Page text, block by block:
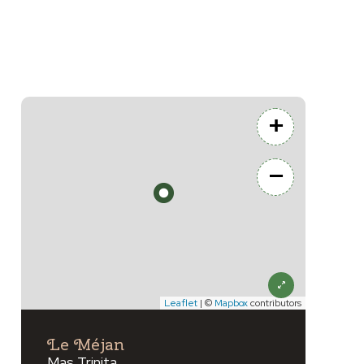
+
−
Leaflet | © Mapboxcontributors
Le Méjan